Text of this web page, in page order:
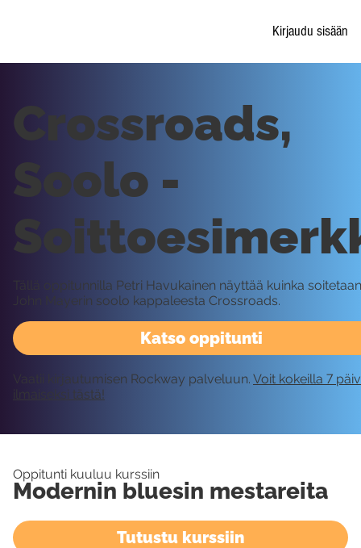
Kirjaudu sisään
Katso oppitunti
Crossroads,
Soolo -
Tällä oppitunnilla Petri Havukainen näyttää kuinka soitetaan
John Mayerin soolo kappaleesta Crossroads.
Vaatii kirjautumisen Rockway palveluun. Voit kokeilla 7
ilmaiseksi tästä!
Oppitunti kuuluu kurssiin
Modernin bluesin mestareita
Tutustu kurssiin